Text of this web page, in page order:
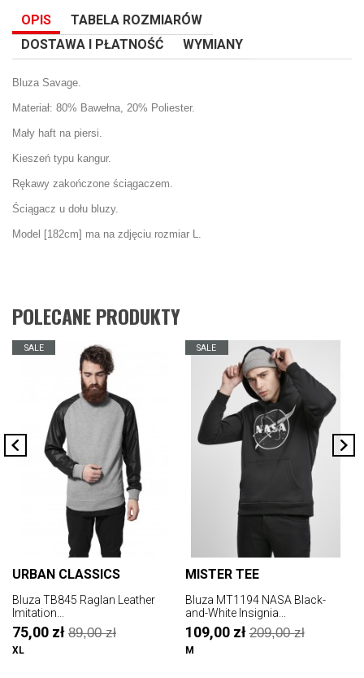
OPIS
TABELA ROZMIARÓW
DOSTAWA I PŁATNOŚĆ
WYMIANY
Bluza Savage.
Materiał: 80% Bawełna, 20% Poliester.
Mały haft na piersi.
Kieszeń typu kangur.
Rękawy zakończone ściągaczem.
Ściągacz u dołu bluzy.
Model [182cm] ma na zdjęciu rozmiar L.
POLECANE PRODUKTY
SALE
URBAN CLASSICS
Bluza TB845 Raglan Leather
Imitation...
75,00 zł 89,00 zł
XL
SALE
MISTER TEE
Bluza MT1194 NASA Black-
and-White Insignia...
109,00 zł209,00 zł
M